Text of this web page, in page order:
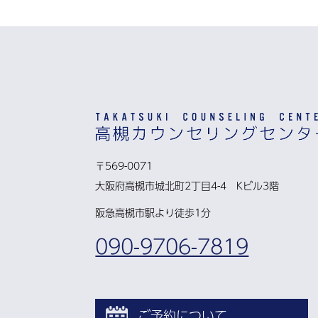
〒569-0071
大阪府高槻市城北町2丁目4-4 Kビル3階
阪急高槻市駅より徒歩1分
090-9706-7819